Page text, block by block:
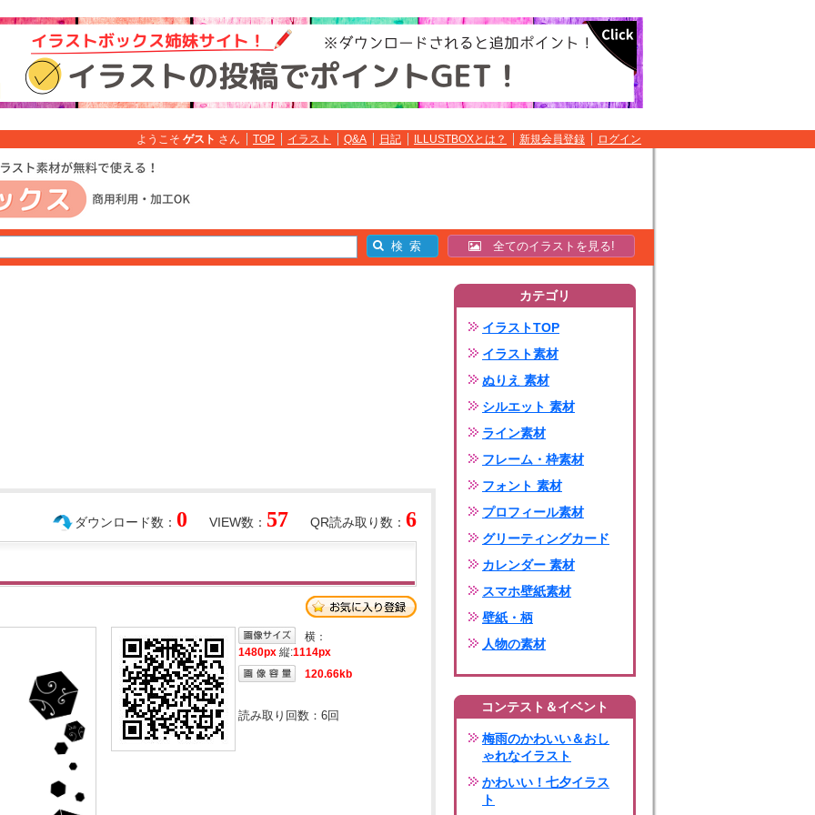
ようこそ ゲスト さん TOP イラスト Q&A 日記 ILLUSTBOXとは？ 新規会員登録 ログイン
全てのイラストを見る!
QR読み取り数： 6
VIEW数： 57
ダウンロード数： 0
横：
1480px 縦:1114px
120.66kb
読み取り回数： 6回
カテゴリ
イラストTOP
イラスト素材
ぬりえ 素材
シルエット 素材
ライン素材
フレーム・枠素材
フォント 素材
プロフィール素材
グリーティングカード
カレンダー 素材
スマホ壁紙素材
壁紙・柄
人物の素材
コンテスト＆イベント
梅雨のかわいい＆おし
ゃれなイラスト
かわいい！七夕イラス
ト